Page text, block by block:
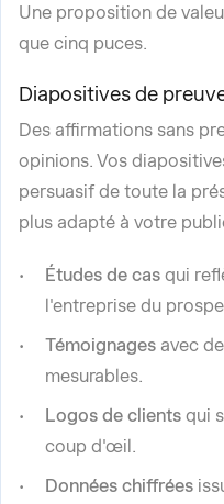
Une proposition de
que cinq puces.
Diapositives de
Des affirmations sans
opinions. Vos
persuasif de toute la
plus adapté à votre
Études de cas qui
l'entreprise du
Témoignages avec
mesurables.
Logos de clients qui
coup d'œil.
Données chiffrées